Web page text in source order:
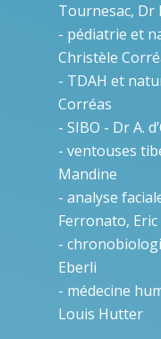
Tournesac, Dr
- pédiatrie et
Christèle
- TDAH et
Corréas
- SIBO - Dr A.
- ventouses
Mandine
- analyse
Ferronato,
-
Eberli
- médecine
Louis Hutter